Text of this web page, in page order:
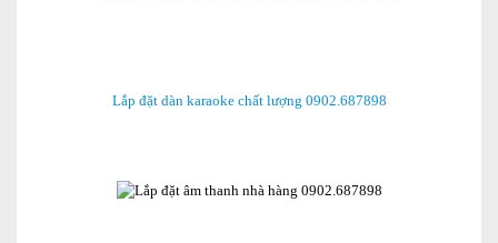
Lắp đặt dàn karaoke chất lượng 0902.687898